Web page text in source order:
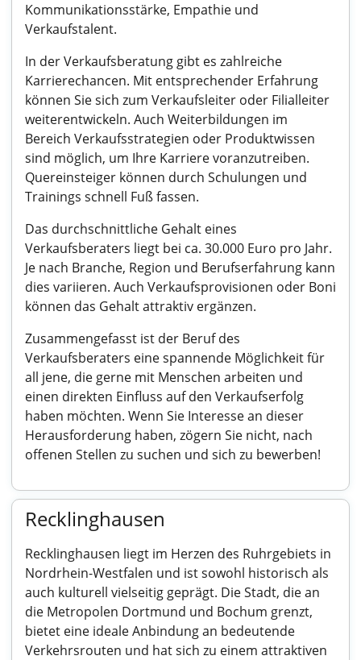
Kommunikationsstärke, Empathie und
Verkaufstalent.
In der Verkaufsberatung gibt es zahlreiche
Karrierechancen. Mit entsprechender Erfahrung
können Sie sich zum Verkaufsleiter oder Filialleiter
weiterentwickeln. Auch Weiterbildungen im
Bereich Verkaufsstrategien oder Produktwissen
sind möglich, um Ihre Karriere voranzutreiben.
Quereinsteiger können durch Schulungen und
Trainings schnell Fuß fassen.
Das durchschnittliche Gehalt eines
Verkaufsberaters liegt bei ca. 30.000 Euro pro Jahr.
Je nach Branche, Region und Berufserfahrung kann
dies variieren. Auch Verkaufsprovisionen oder Boni
können das Gehalt attraktiv ergänzen.
Zusammengefasst ist der Beruf des
Verkaufsberaters eine spannende Möglichkeit für
all jene, die gerne mit Menschen arbeiten und
einen direkten Einfluss auf den Verkaufserfolg
haben möchten. Wenn Sie Interesse an dieser
Herausforderung haben, zögern Sie nicht, nach
offenen Stellen zu suchen und sich zu bewerben!
Recklinghausen
Recklinghausen liegt im Herzen des Ruhrgebiets in
Nordrhein-Westfalen und ist sowohl historisch als
auch kulturell vielseitig geprägt. Die Stadt, die an
die Metropolen Dortmund und Bochum grenzt,
bietet eine ideale Anbindung an bedeutende
Verkehrsrouten und hat sich zu einem attraktiven